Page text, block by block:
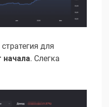
для
начала. Слегка